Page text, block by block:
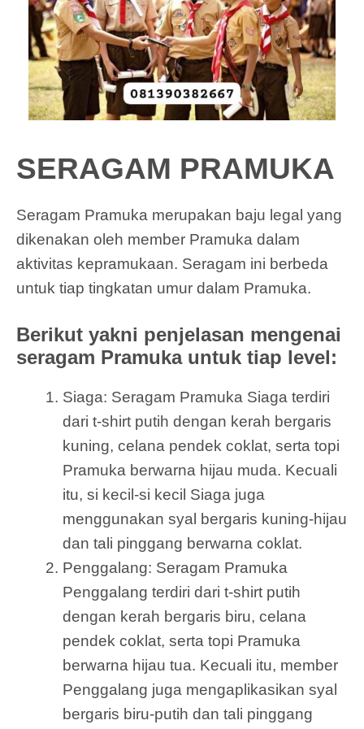
SERAGAM PRAMUKA
Seragam Pramuka merupakan baju legal yang
dikenakan oleh member Pramuka dalam
aktivitas kepramukaan. Seragam ini berbeda
untuk tiap tingkatan umur dalam Pramuka.
Berikut yakni penjelasan mengenai
seragam Pramuka untuk tiap level:
Siaga: Seragam Pramuka Siaga terdiri
dari t-shirt putih dengan kerah bergaris
kuning, celana pendek coklat, serta topi
Pramuka berwarna hijau muda. Kecuali
itu, si kecil-si kecil Siaga juga
menggunakan syal bergaris kuning-hijau
dan tali pinggang berwarna coklat.
Penggalang: Seragam Pramuka
Penggalang terdiri dari t-shirt putih
dengan kerah bergaris biru, celana
pendek coklat, serta topi Pramuka
berwarna hijau tua. Kecuali itu, member
Penggalang juga mengaplikasikan syal
bergaris biru-putih dan tali pinggang